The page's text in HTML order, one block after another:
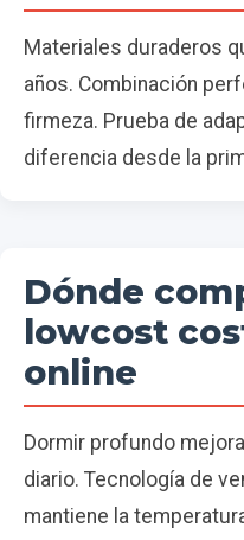
Materiales duraderos
años. Combinación
firmeza. Prueba de
diferencia desde la
Dónde
lowcost
online
Dormir profundo
diario. Tecnología de
mantiene la